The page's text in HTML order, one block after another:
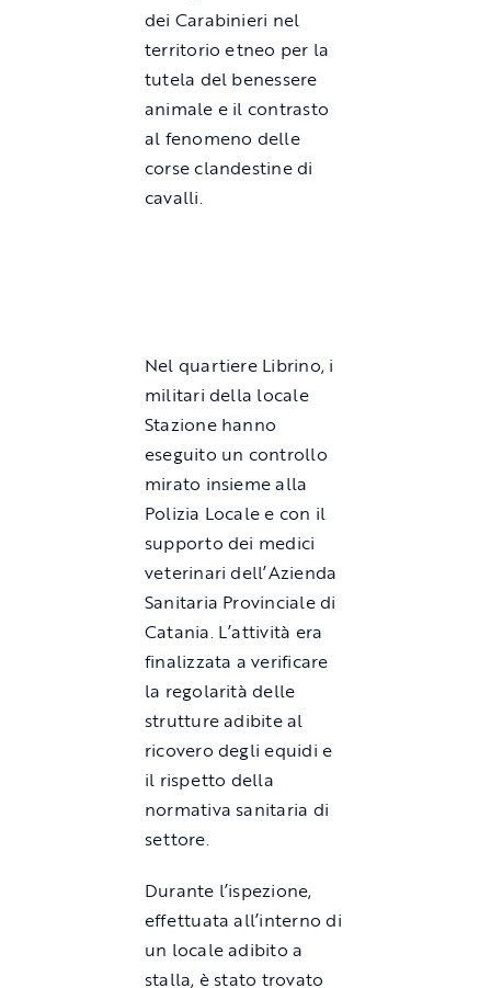
dei Carabinieri nel
territorio etneo per la
tutela del benessere
animale e il contrasto
al fenomeno delle
corse clandestine di
cavalli.
Nel quartiere Librino, i
militari della locale
Stazione hanno
eseguito un controllo
mirato insieme alla
Polizia Locale e con il
supporto dei medici
veterinari dell’Azienda
Sanitaria Provinciale di
Catania. L’attività era
finalizzata a verificare
la regolarità delle
strutture adibite al
ricovero degli equidi e
il rispetto della
normativa sanitaria di
settore.
Durante l’ispezione,
effettuata all’interno di
un locale adibito a
stalla, è stato trovato